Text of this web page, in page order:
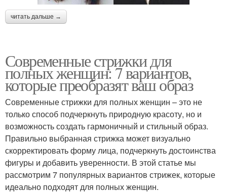
читать дальше →
Современные стрижки для
полных женщин: 7 вариантов,
которые преобразят ваш образ
Современные стрижки для полных женщин – это не
только способ подчеркнуть природную красоту, но и
возможность создать гармоничный и стильный образ.
Правильно выбранная стрижка может визуально
скорректировать форму лица, подчеркнуть достоинства
фигуры и добавить уверенности. В этой статье мы
рассмотрим 7 популярных вариантов стрижек, которые
идеально подходят для полных женщин.